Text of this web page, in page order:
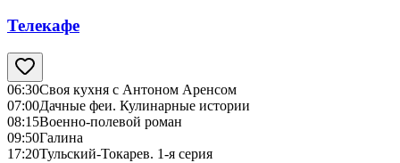
Телекафе
06:30Своя кухня с Антоном Аренсом
07:00Дачные феи. Кулинарные истории
08:15Военно-полевой роман
09:50Галина
17:20Тульский-Токарев. 1-я серия